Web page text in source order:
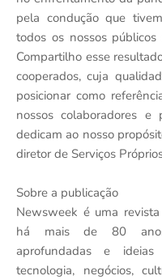
pela condução que
todos os nossos
Compartilho esse
cooperados, cuja
posicionar como
nossos colaboradores
dedicam ao nosso
diretor de Serviços
Sobre a publicação
Newsweek é uma
há mais de 80
aprofundadas e ideias
tecnologia, negócios,